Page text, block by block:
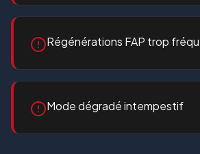
Régénérations FAP trop
Mode dégradé intempestif